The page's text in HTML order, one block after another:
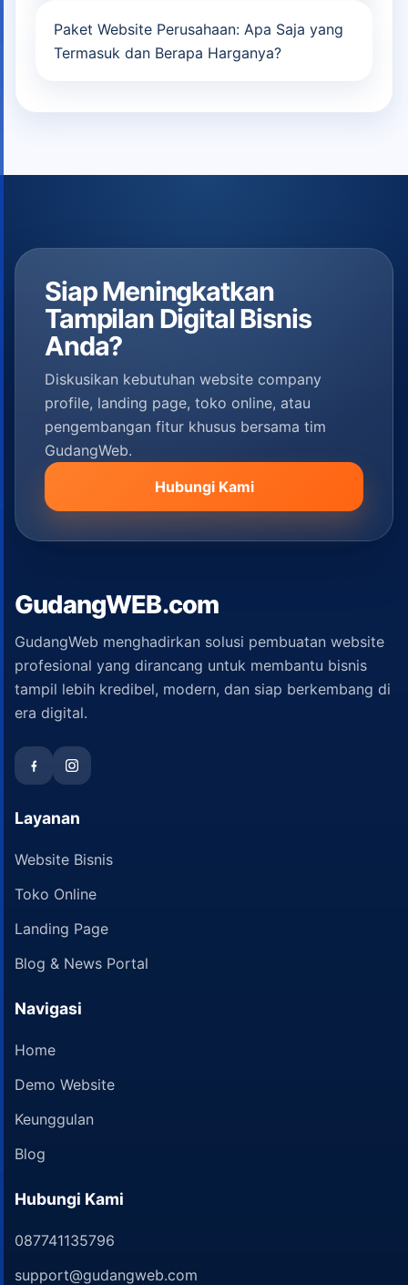
Paket Website Perusahaan: Apa Saja yang
Termasuk dan Berapa Harganya?
Siap Meningkatkan
Tampilan Digital Bisnis
Anda?
Diskusikan kebutuhan website company
profile, landing page, toko online, atau
pengembangan fitur khusus bersama tim
GudangWeb.
Hubungi Kami
GudangWEB.com
GudangWeb menghadirkan solusi pembuatan website
profesional yang dirancang untuk membantu bisnis
tampil lebih kredibel, modern, dan siap berkembang di
era digital.
Layanan
Website Bisnis
Toko Online
Landing Page
Blog & News Portal
Navigasi
Home
Demo Website
Keunggulan
Blog
Hubungi Kami
087741135796
support@gudangweb.com